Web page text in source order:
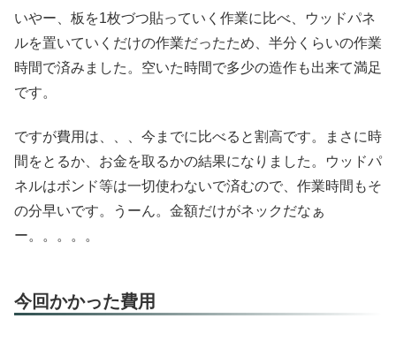
いやー、板を1枚づつ貼っていく作業に比べ、ウッドパネ
ルを置いていくだけの作業だったため、半分くらいの作業
時間で済みました。空いた時間で多少の造作も出来て満足
です。
ですが費用は、、、今までに比べると割高です。まさに時
間をとるか、お金を取るかの結果になりました。ウッドパ
ネルはボンド等は一切使わないで済むので、作業時間もそ
の分早いです。うーん。金額だけがネックだなぁ
ー。。。。。
今回かかった費用